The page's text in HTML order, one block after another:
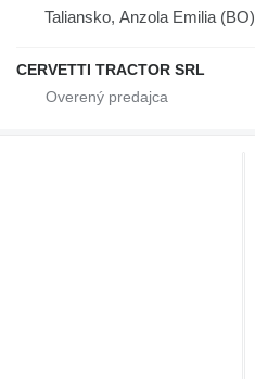
Taliansko, Anzola Emilia (BO)
CERVETTI TRACTOR SRL